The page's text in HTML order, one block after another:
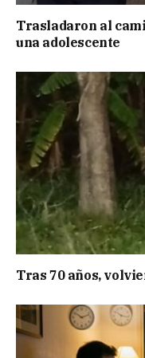
Trasladaron al
una adolescente
Tras 70 años,